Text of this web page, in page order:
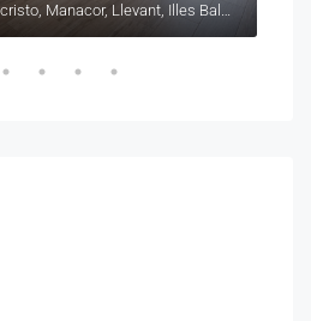
carrer d'en Gual, Portocristo, Manacor, Llevant, Illes Balears, 07680, España